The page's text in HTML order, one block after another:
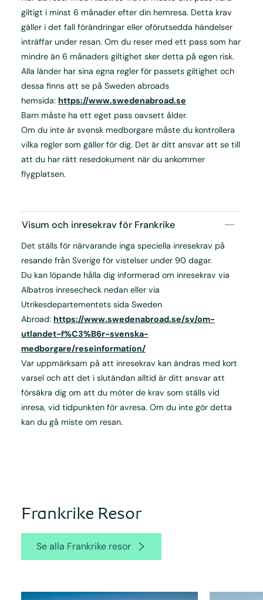
giltigt i minst 6 månader efter din hemresa. Detta krav
gäller i det fall förändringar eller oförutsedda händelser
inträffar under resan. Om du reser med ett pass som har
mindre än 6 månaders giltighet sker detta på egen risk.
Alla länder har sina egna regler för passets giltighet och
dessa finns att se på Sweden abroads
hemsida: https://www.swedenabroad.se
Barn måste ha ett eget pass oavsett ålder.
Om du inte är svensk medborgare måste du kontrollera
vilka regler som gäller för dig. Det är ditt ansvar att se till
att du har rätt resedokument när du ankommer
flygplatsen.
Visum och inresekrav för Frankrike
Det ställs för närvarande inga speciella inresekrav på
resande från Sverige för vistelser under 90 dagar.
Du kan löpande hålla dig informerad om inresekrav via
Albatros inresecheck nedan eller via
Utrikesdepartementets sida Sweden
Abroad: https://www.swedenabroad.se/sv/om-
utlandet-f%C3%B6r-svenska-
medborgare/reseinformation/
Var uppmärksam på att inresekrav kan ändras med kort
varsel och att det i slutändan alltid är ditt ansvar att
försäkra dig om att du möter de krav som ställs vid
inresa, vid tidpunkten för avresa. Om du inte gör detta
kan du gå miste om resan.
Frankrike Resor
Se alla Frankrike resor